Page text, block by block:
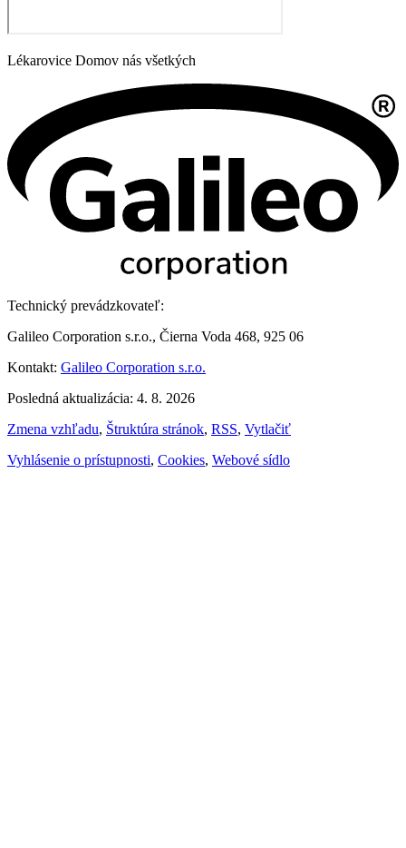
Lékarovice Domov nás všetkých
Technický prevádzkovateľ:
Galileo Corporation s.r.o., Čierna Voda 468, 925 06
Kontakt: Galileo Corporation s.r.o.
Posledná aktualizácia: 4. 8. 2026
Zmena vzhľadu, Štruktúra stránok, RSS, Vytlačiť
Vyhlásenie o prístupnosti, Cookies, Webové sídlo